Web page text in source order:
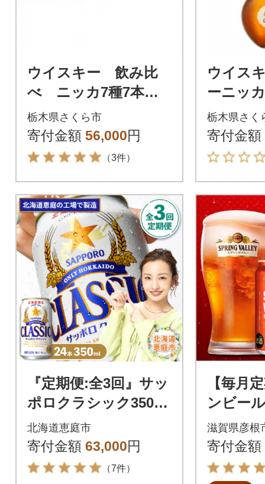
ウイスキー 飲み比
べ ニッカ7種7本セ
ット
栃木県さくら市
寄付金額 56,000円
（3件）
ウイス
ーニッ
栃木県さく
寄付金額
『定期便:全3回』サッ
ポロクラシック350ml
×24本【北海道限定】
【300010301903】
北海道恵庭市
寄付金額 63,000円
（7件）
【毎月
ンビー
グバレ
ml×24缶
滋賀県彦根
寄付金額